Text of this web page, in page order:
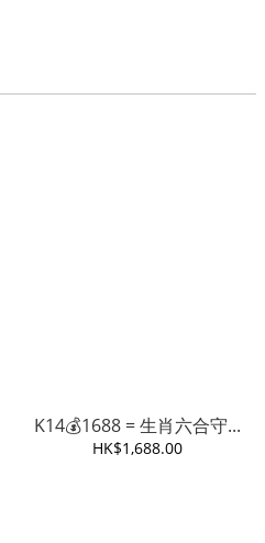
K14💰1688 = 生肖六合守...
HK$1,688.00